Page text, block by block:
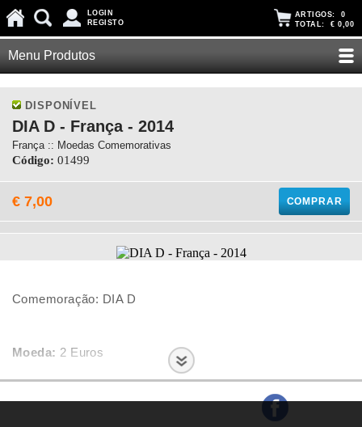
LOGIN
REGISTO
ARTIGOS: 0
TOTAL: € 0,00
Menu Produtos
DISPONÍVEL
DIA D - França - 2014
França :: Moedas Comemorativas
Código: 01499
€ 7,00 COMPRAR
Comemoração: DIA D
Moeda: 2 Euros